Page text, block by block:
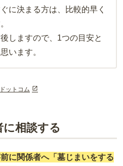
に決まる方は、比較的早く
しますので、1つの目安と
います。
ットコム
相談する
に関係者へ「墓じまいをする